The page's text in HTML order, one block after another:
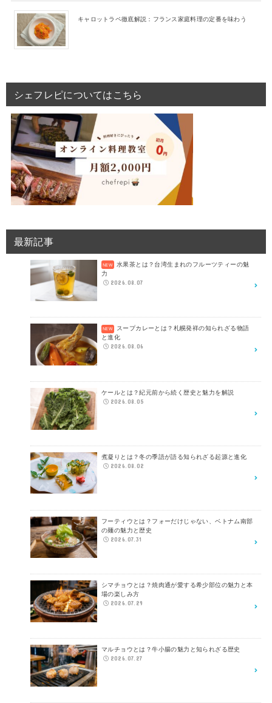
キャロットラペ徹底解説：フランス家庭料理の定番を味わう
シェフレピについてはこちら
最新記事
水果茶とは？台湾生まれのフルーツティーの魅
力
2026.08.07
スープカレーとは？札幌発祥の知られざる物語
と進化
2026.08.06
ケールとは？紀元前から続く歴史と魅力を解説
2026.08.05
煮凝りとは？冬の季語が語る知られざる起源と進化
2026.08.02
フーティウとは？フォーだけじゃない、ベトナム南部
の麺の魅力と歴史
2026.07.31
シマチョウとは？焼肉通が愛する希少部位の魅力と本
場の楽しみ方
2026.07.29
マルチョウとは？牛小腸の魅力と知られざる歴史
2026.07.27